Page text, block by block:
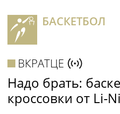
БАСКЕТБОЛ
ВКРАТЦЕ
Надо брать:
кроссовки от Li-